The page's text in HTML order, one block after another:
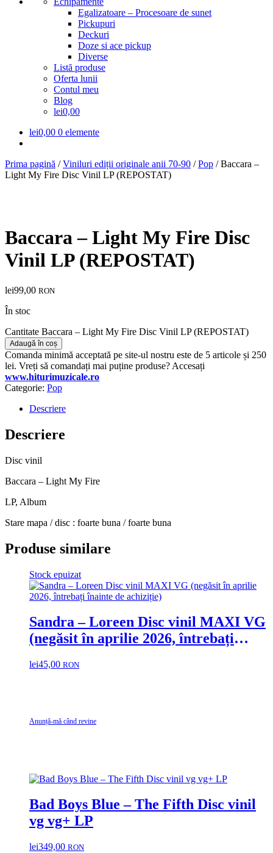
Egalizatoare – Procesoare de sunet
Pickupuri
Deckuri
Doze si ace pickup
Diverse
Listă produse
Oferta lunii
Contul meu
Blog
lei0,00
lei0,00 0 elemente
Prima pagină /Viniluri ediții originale anii 70-90 /Pop /Baccara –
Light My Fire Disc Vinil LP (REPOSTAT)
Baccara – Light My Fire Disc
Vinil LP (REPOSTAT)
lei99,00 RON
În stoc
Cantitate Baccara – Light My Fire Disc Vinil LP (REPOSTAT)
Adaugă în coș
Comanda minimă acceptată pe site-ul nostru este de 5 articole și 250
lei. Vreți să comandați mai puține produse? Accesați
www.hiturimuzicale.ro
Categorie: Pop
Descriere
Descriere
Disc vinil
Baccara – Light My Fire
LP, Album
Stare mapa / disc : foarte buna / foarte buna
Produse similare
Stock epuizat
Sandra ‎– Loreen Disc vinil MAXI VG
(negăsit în aprilie 2026, întrebați
lei45,00 RON
Anunță-mă când revine
Bad Boys Blue ‎– The Fifth Disc vinil
vg vg+ LP
lei349,00 RON